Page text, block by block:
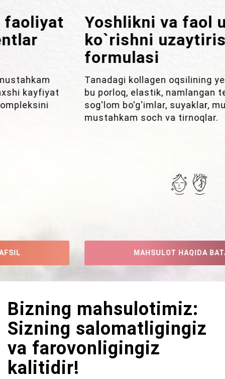
Yoshlikni va faol uzoq umr
ko`rishni uzaytirish
formulasi
Tanadagi kollagen oqsilining yetarli miqdori –
bu porloq, elastik, namlangan teri, shuningdek,
sog'lom bo'g'imlar, suyaklar, mushaklar,
mustahkam soch va tirnoqlar.
MAHSULOT HAQIDA BATAFSIL
Bizning mahsulotimiz:
Sizning salomatligingiz
va farovonligingiz
kalitidir!